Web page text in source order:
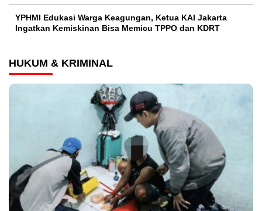
YPHMI Edukasi Warga Keagungan, Ketua KAI Jakarta
Ingatkan Kemiskinan Bisa Memicu TPPO dan KDRT
HUKUM & KRIMINAL